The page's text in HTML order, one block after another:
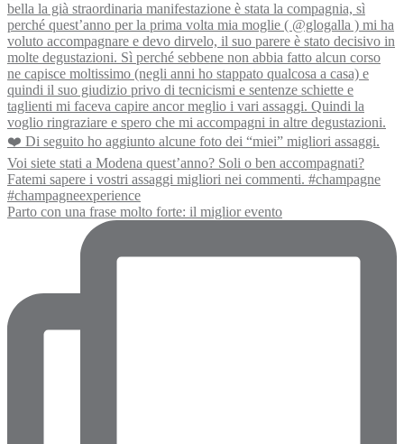
Parto con una frase molto forte: il miglior evento